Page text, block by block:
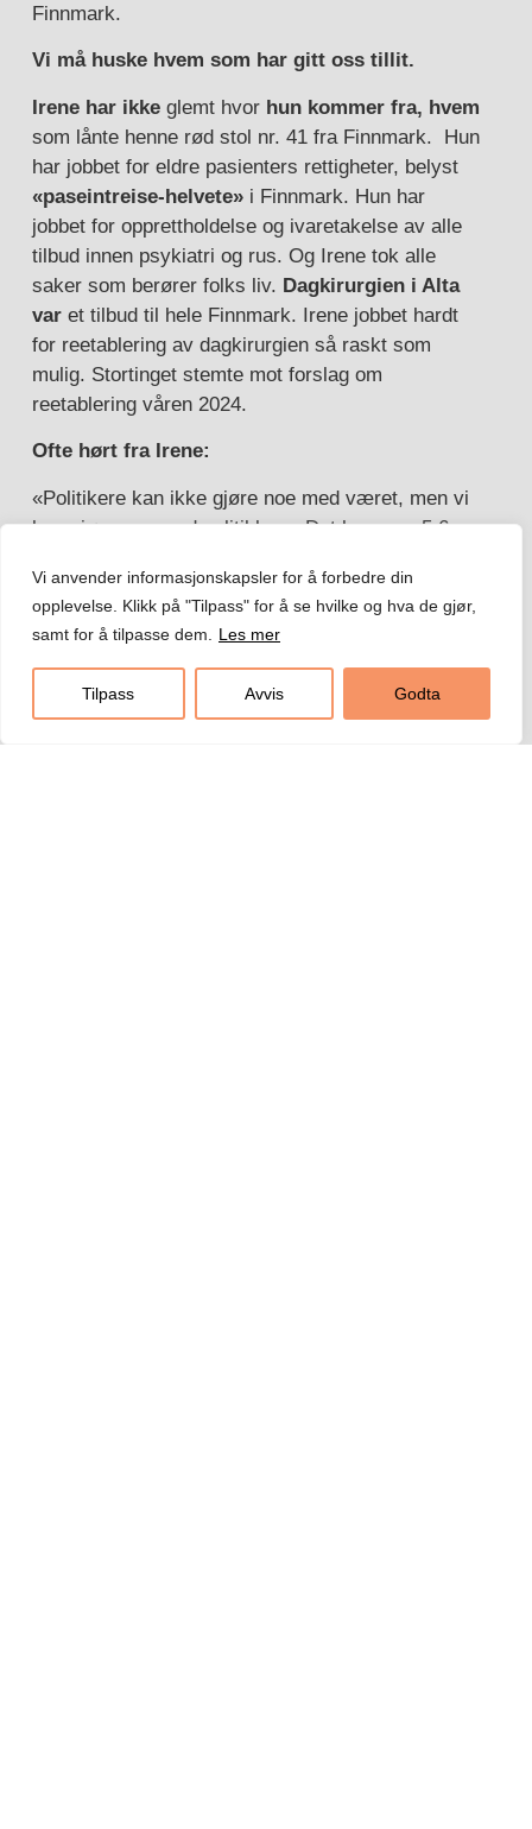
Vi anvender informasjonskapsler for å forbedre din
opplevelse. Klikk på "Tilpass" for å se hvilke og hva de gjør,
samt for å tilpasse dem.
Les mer
Tilpass Avvis Godta
Finnmark.
Vi må huske hvem som har gitt oss tillit.
Irene har ikke glemt hvorhun kommer fra, hvem
som lånte henne rød stol nr. 41 fra Finnmark. Hun
har jobbet for eldre pasienters rettigheter, belyst
«paseintreise-helvete»i Finnmark. Hun har
jobbet for opprettholdelse og ivaretakelse av alle
tilbud innen psykiatri og rus. Og Irene tok alle
saker som berører folks liv. Dagkirurgien i Alta
varet tilbud til hele Finnmark. Irene jobbet hardt
for reetablering av dagkirurgien så raskt som
mulig. Stortinget stemte mot forslag om
reetablering våren 2024.
Ofte hørt fra Irene:
«Politikere kan ikke gjøre noe med været, men vi
kan gjøre noe med politikken. Det bor over 5.6
Stortingsrepresentantene er en liten promille av
det norske folk. Vi har mye makt. Vi må bruke den
til beste for folk og natur.
Pasientfokus jobber med dagsaktuelle saker
som angår Finnmark. Alt fra livets begynnelse og